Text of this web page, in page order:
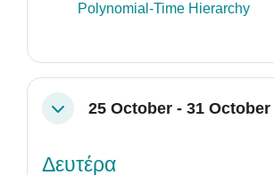
Polynomial-Time Hierarchy
Collapse25 October - 31 October
Δευτέρα